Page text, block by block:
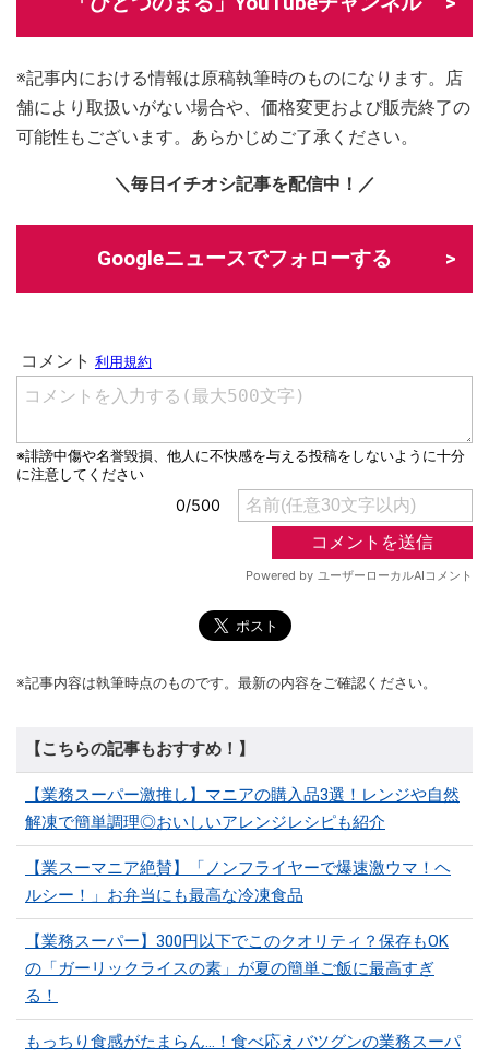
※記事内における情報は原稿執筆時のものになります。店
舗により取扱いがない場合や、価格変更および販売終了の
可能性もございます。あらかじめご了承ください。
＼毎日イチオシ記事を配信中！／
Googleニュースでフォローする
※記事内容は執筆時点のものです。最新の内容をご確認ください。
【こちらの記事もおすすめ！】
【業務スーパー激推し】マニアの購入品3選！レンジや自然
解凍で簡単調理◎おいしいアレンジレシピも紹介
【業スーマニア絶賛】「ノンフライヤーで爆速激ウマ！ヘ
ルシー！」お弁当にも最高な冷凍食品
【業務スーパー】300円以下でこのクオリティ？保存もOK
の「ガーリックライスの素」が夏の簡単ご飯に最高すぎ
る！
もっちり食感がたまらん…！食べ応えバツグンの業務スーパ